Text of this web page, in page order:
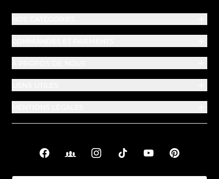
Liens sociaux
FacebookFacebook Groups
InstagramTikTok YouTubePinterest